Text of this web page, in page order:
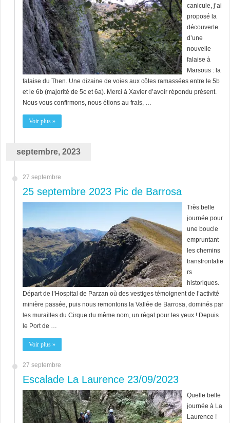
canicule, j’ai
proposé la
découverte
d’une
nouvelle
falaise à
Marsous : la
falaise du Then. Une dizaine de voies aux côtes ramassées entre le 5b
et le 6b (majorité de 5c et 6a). Merci à Xavier d’avoir répondu présent.
Nous vous confirmons, nous étions au frais, …
Voir plus »
septembre, 2023
27 septembre
25 septembre 2023 Pic de Barrosa
Très belle
journée pour
une boucle
empruntant
les chemins
transfrontalie
rs
historiques.
Départ de l’Hospital de Parzan où des vestiges témoignent de l’activité
minière passée, puis nous remontons la Vallée de Barrosa, dominés par
les murailles du Cirque du même nom, un régal pour les yeux ! Depuis
le Port de …
Voir plus »
27 septembre
Escalade La Laurence 23/09/2023
Quelle belle
journée à La
Laurence !